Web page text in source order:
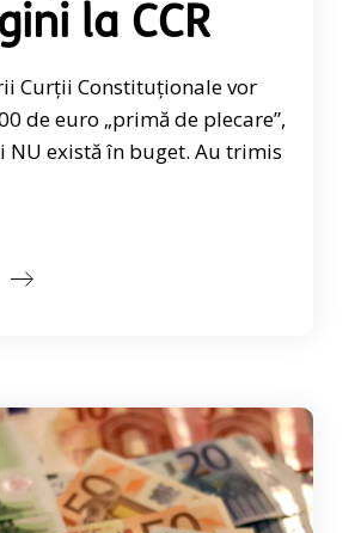
la CCR
Curții Constituționale vor
de euro „primă de plecare”,
NU există în buget. Au trimis